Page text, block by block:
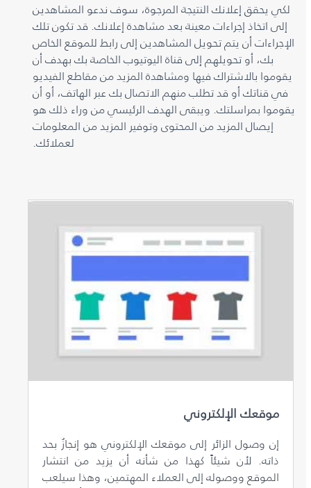
لكي يحقق إعلانك النتيجة المرجوة، سوف ندعو المشاهدين
إلى اتخاذ إجراءات معينة بعد مشاهدة إعلانك. قد تكون تلك
الإجراءات أن يتم تحويل المشاهدين إلى رابط للموقع الخاص
بك، أو تحويلهم إلى قناة اليوتيوب الخاصة بك بهدف أن
يقوموا بالاشتراك فيها ومشاهدة المزيد من مقاطع الفيديو
في قناتك أو قد تطلب منهم الاتصال بك عبر الهاتف، أو أن
يقوموا بمراسلتك. ويبقى الهدف الرئيسي من وراء ذلك هو
إيصال المزيد من المحتوى وتوفير المزيد من المعلومات
لعملائك.
موقعك الإلكتروني
إن وصول الزائر إلى موقعك الإلكتروني هو إنجازٌ بحد
ذاته. لأن شيئاً كهذا من شأنه أن يزيد من انتشار
الموقع ووصوله إلى العملاء المهتمين، وهذا سيلعب